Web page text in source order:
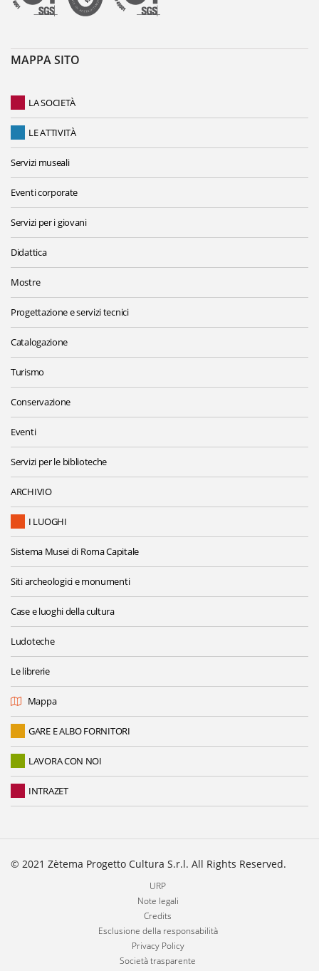
MAPPA SITO
LA SOCIETÀ
LE ATTIVITÀ
Servizi museali
Eventi corporate
Servizi per i giovani
Didattica
Mostre
Progettazione e servizi tecnici
Catalogazione
Turismo
Conservazione
Eventi
Servizi per le biblioteche
ARCHIVIO
I LUOGHI
Sistema Musei di Roma Capitale
Siti archeologici e monumenti
Case e luoghi della cultura
Ludoteche
Le librerie
Mappa
GARE E ALBO FORNITORI
LAVORA CON NOI
INTRAZET
© 2021 Zètema Progetto Cultura S.r.l. All Rights Reserved.
URP
Note legali
Credits
Esclusione della responsabilità
Privacy Policy
Società trasparente